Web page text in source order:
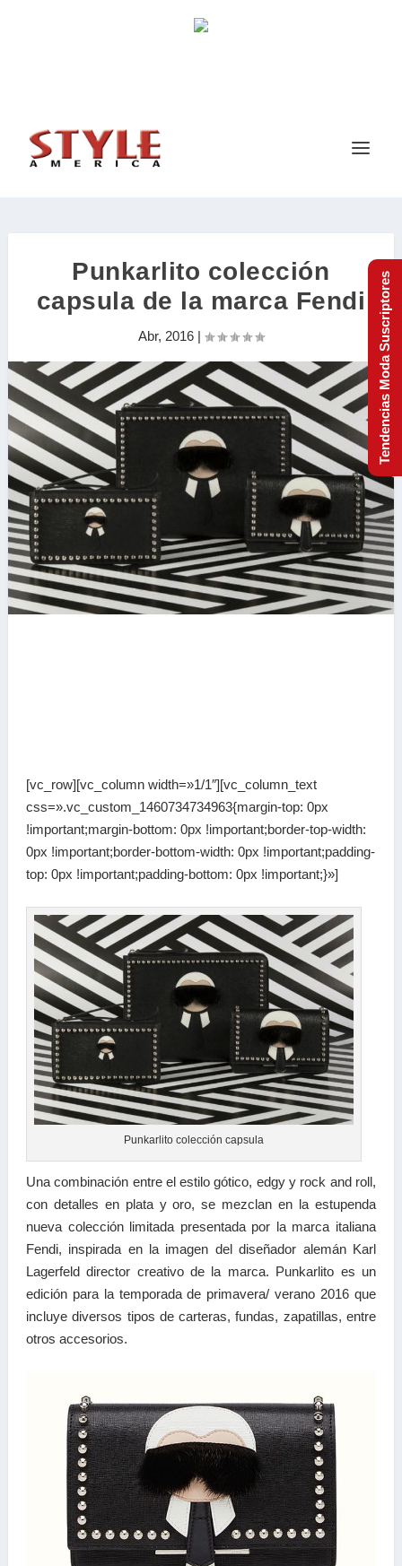
Punkarlito colección
capsula de la marca Fendi
Abr, 2016|
[vc_row][vc_column width=»1/1″][vc_column_text
css=».vc_custom_1460734734963{margin-top: 0px
!important;margin-bottom: 0px !important;border-top-width:
0px !important;border-bottom-width: 0px !important;padding-
top: 0px !important;padding-bottom: 0px !important;}»]
Punkarlito colección capsula
Una combinación entre el estilo gótico, edgy y rock and roll,
con detalles en plata y oro, se mezclan en la estupenda
nueva colección limitada presentada por la marca italiana
Fendi, inspirada en la imagen del diseñador alemán Karl
Lagerfeld director creativo de la marca. Punkarlito es un
edición para la temporada de primavera/ verano 2016 que
incluye diversos tipos de carteras, fundas, zapatillas, entre
otros accesorios.
Tendencias Moda Suscriptores